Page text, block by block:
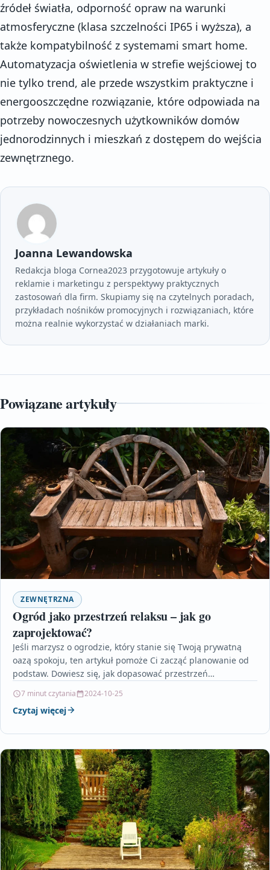
źródeł światła, odporność opraw na warunki
atmosferyczne (klasa szczelności IP65 i wyższa), a
także kompatybilność z systemami smart home.
Automatyzacja oświetlenia w strefie wejściowej to
nie tylko trend, ale przede wszystkim praktyczne i
energooszczędne rozwiązanie, które odpowiada na
potrzeby nowoczesnych użytkowników domów
jednorodzinnych i mieszkań z dostępem do wejścia
zewnętrznego.
Joanna Lewandowska
Redakcja bloga Cornea2023 przygotowuje artykuły o
reklamie i marketingu z perspektywy praktycznych
zastosowań dla firm. Skupiamy się na czytelnych poradach,
przykładach nośników promocyjnych i rozwiązaniach, które
można realnie wykorzystać w działaniach marki.
Powiązane artykuły
ZEWNĘTRZNA
Ogród jako przestrzeń relaksu – jak go
zaprojektować?
Jeśli marzysz o ogrodzie, który stanie się Twoją prywatną
oazą spokoju, ten artykuł pomoże Ci zacząć planowanie od
podstaw. Dowiesz się, jak dopasować przestrzeń…
7 minut czytania 2024-10-25
Czytaj więcej